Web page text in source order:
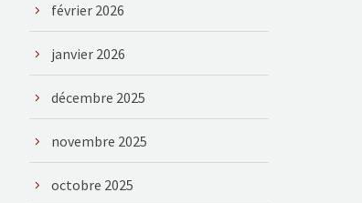
février 2026
janvier 2026
décembre 2025
novembre 2025
octobre 2025